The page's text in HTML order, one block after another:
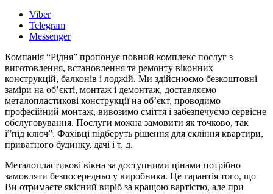
Viber
Telegram
Messenger
Компанія “Рідня” пропонує повний комплекс послуг з
виготовлення, встановлення та ремонту віконних
конструкцій, балконів і лоджій. Ми здійснюємо безкоштовні
заміри на об’єкті, монтаж і демонтаж, доставляємо
металопластикові конструкції на об’єкт, проводимо
професійний монтаж, вивозимо сміття і забезпечуємо сервісне
обслуговування. Послуги можна замовити як точково, так
і”під ключ”. Фахівці підберуть рішення для скління квартири,
приватного будинку, дачі і т. д.
Металопластикові вікна за доступними цінами потрібно
замовляти безпосередньо у виробника. Це гарантія того, що
Ви отримаєте якісний виріб за кращою вартістю, але при